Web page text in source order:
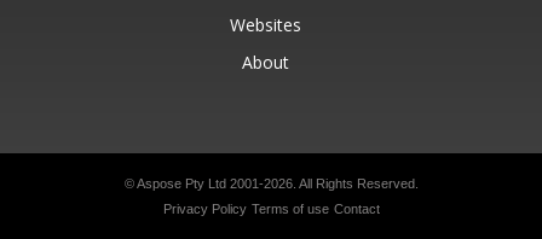
Websites
About
© Aspose Pty Ltd 2001-2026. All Rights Reserved.
Privacy Policy Terms of use Contact